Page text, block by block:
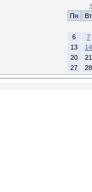
Пн
Вт
6
7
13
14
20
21
27
28